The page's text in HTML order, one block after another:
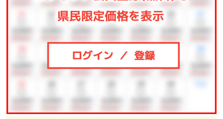
沖縄屈指のリゾート地恩納村に泊まるならみゆきビー
チへGO!!
☆･*:.｡. .｡.:*･☆ﾟ･*:.｡. .｡.:*･☆ﾟ･*:.｡. .｡.:*･☆ﾟ･*:.｡.